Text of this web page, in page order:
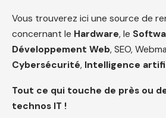
Vous trouverez ici une source de
concernant le Hardware, le
Développement Web, SEO,
Cybersécurité, Intelligence
Tout ce qui touche de près ou
technos IT !